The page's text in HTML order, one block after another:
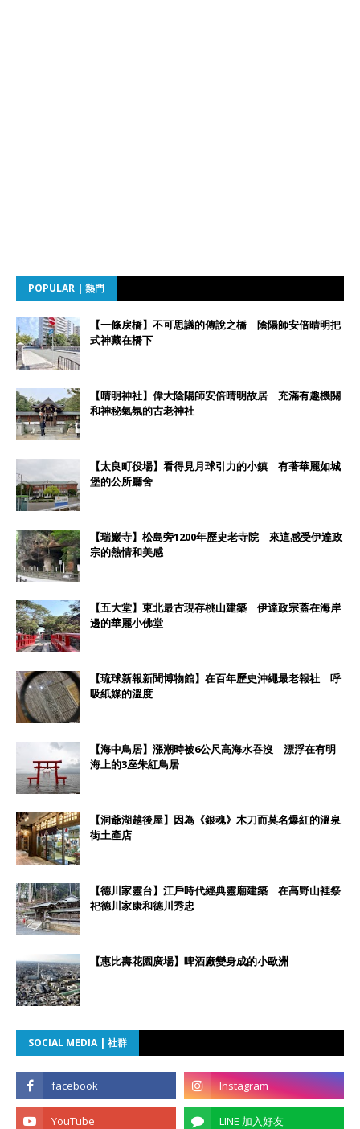
POPULAR | 熱門
【一條戻橋】不可思議的傳說之橋 陰陽師安倍晴明把
式神藏在橋下
【晴明神社】偉大陰陽師安倍晴明故居 充滿有趣機關
和神秘氣氛的古老神社
【太良町役場】看得見月球引力的小鎮 有著華麗如城
堡的公所廳舍
【瑞巖寺】松島旁1200年歷史老寺院 來這感受伊達政
宗的熱情和美感
【五大堂】東北最古現存桃山建築 伊達政宗蓋在海岸
邊的華麗小佛堂
【琉球新報新聞博物館】在百年歷史沖繩最老報社 呼
吸紙媒的溫度
【海中鳥居】漲潮時被6公尺高海水吞沒 漂浮在有明
海上的3座朱紅鳥居
【洞爺湖越後屋】因為《銀魂》木刀而莫名爆紅的溫泉
街土產店
【德川家靈台】江戶時代經典靈廟建築 在高野山裡祭
祀德川家康和德川秀忠
【惠比壽花園廣場】啤酒廠變身成的小歐洲
SOCIAL MEDIA | 社群